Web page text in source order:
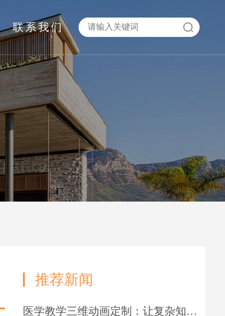
联系我们
推荐新闻
医学教学三维动画定制：让复杂知识一目了